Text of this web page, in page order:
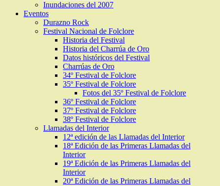
Inundaciones del 2007
Eventos
Durazno Rock
Festival Nacional de Folclore
Historia del Festival
Historia del Charrúa de Oro
Datos históricos del Festival
Charrúas de Oro
34º Festival de Folclore
35º Festival de Folclore
Fotos del 35º Festival de Folclore
36º Festival de Folclore
37º Festival de Folclore
38º Festival de Folclore
Llamadas del Interior
12ª edición de las Llamadas del Interior
18ª Edición de las Primeras Llamadas del
Interior
19ª Edición de las Primeras Llamadas del
Interior
20ª Edición de las Primeras Llamadas del